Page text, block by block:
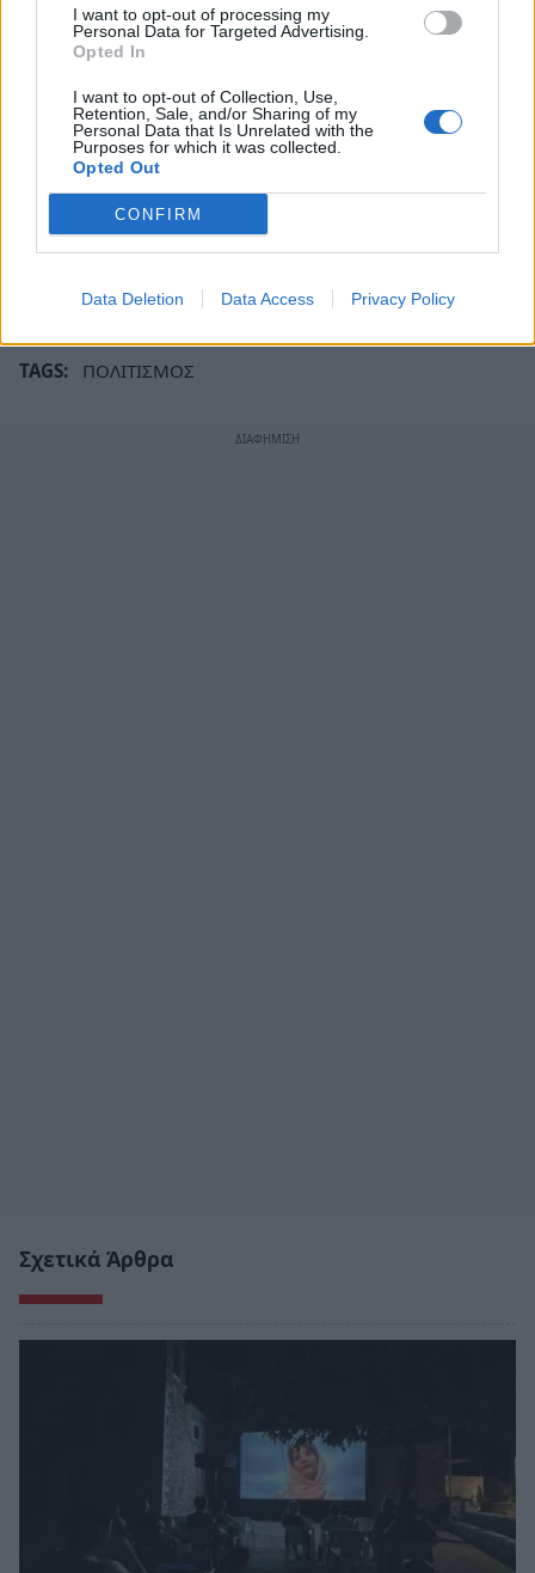
I want to opt-out of processing my
Personal Data for Targeted Advertising.
Opted In
I want to opt-out of Collection, Use,
Retention, Sale, and/or Sharing of my
Personal Data that Is Unrelated with the
Purposes for which it was collected.
Opted Out
CONFIRM
Data Deletion Data Access Privacy Policy
TAGS: ΠΟΛΙΤΙΣΜΟΣ
Σχετικά Άρθρα